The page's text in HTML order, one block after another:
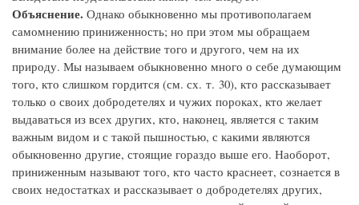
Объяснение. Однако обыкновенно мы противополагаем
самомнению приниженность; но при этом мы обращаем
внимание более на действие того и другого, чем на их
природу. Мы называем обыкновенно много о себе думающим
того, кто слишком гордится (см. сх. т. 30), кто рассказывает
только о своих добродетелях и чужих пороках, кто желает
выдаваться из всех других, кто, наконец, является с таким
важным видом и с такой пышностью, с какими являются
обыкновенно другие, стоящие гораздо выше его. Наоборот,
приниженным называют того, кто часто краснеет, сознается в
своих недостатках и рассказывает о добродетелях других,